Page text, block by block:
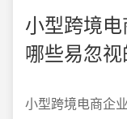
小型跨境
哪些易忽视
小型跨境电商企